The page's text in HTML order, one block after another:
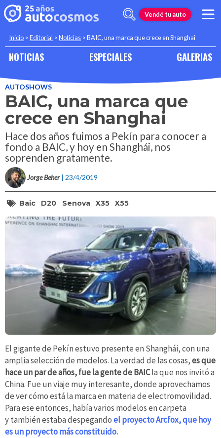
Vendé tu auto
Inicio >Editorial >Noticias >BAIC, una marca que crece en Shanghai
NOTICIAS ESPECIALES GALERIAS
AUTOSHOWS
BAIC, una marca que
crece en Shanghai
Hace dos años fuimos a Pekín para conocer a
fondo a BAIC, y hoy en Shanghái, nos
soprenden gratamente.
Jorge Beher | 23/4/2019
Baic D20 Senova X35 X55
El gigante de Pekín estuvo presente en Shanghái, con una
amplia selección de modelos. La verdad de las cosas,es que
hace un par de años, fue la gente de BAICla que nos invitó a
China. Fue un viaje muy interesante, donde aprovechamos
de ver cómo está la marca en materia de electromovilidad.
Para ese entonces, había varios modelos en carpeta
y también estaba despegandoel proyecto Arcfox, que hoy
es un proyecto más constituido.